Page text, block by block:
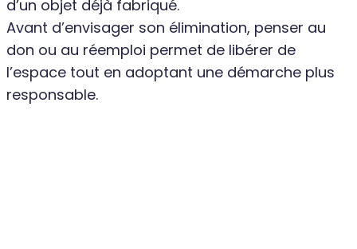
d’un objet déjà fabriqué.
Avant d’envisager son élimination, penser au
don ou au réemploi permet de libérer de
l’espace tout en adoptant une démarche plus
responsable.